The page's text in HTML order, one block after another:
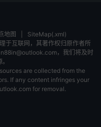
地图
SiteMap(.xml)
于互联网，其著作权归原作者所
，我们将及时
are collected from the
If any content infringes your
for removal.